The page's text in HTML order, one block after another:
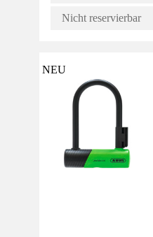
Nicht reservierbar
NEU